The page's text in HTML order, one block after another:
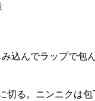
込んでラップで包
る。ニンニクは包